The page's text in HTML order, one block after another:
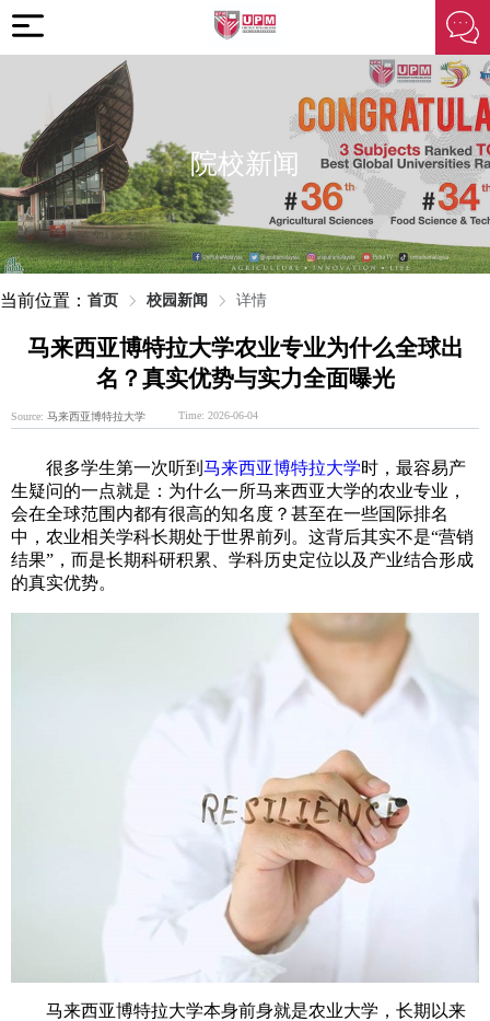
院校新闻
当前位置： 首页 校园新闻 详情
马来西亚博特拉大学农业专业为什么全球出
名？真实优势与实力全面曝光
Source: 马来西亚博特拉大学 Time: 2026-06-04
很多学生第一次听到 马来西亚博特拉大学时，最容易产
生疑问的一点就是：为什么一所马来西亚大学的农业专业，
会在全球范围内都有很高的知名度？甚至在一些国际排名
中，农业相关学科长期处于世界前列。这背后其实不是“营销
结果”，而是长期科研积累、学科历史定位以及产业结合形成
的真实优势。
马来西亚博特拉大学本身前身就是农业大学，长期以来